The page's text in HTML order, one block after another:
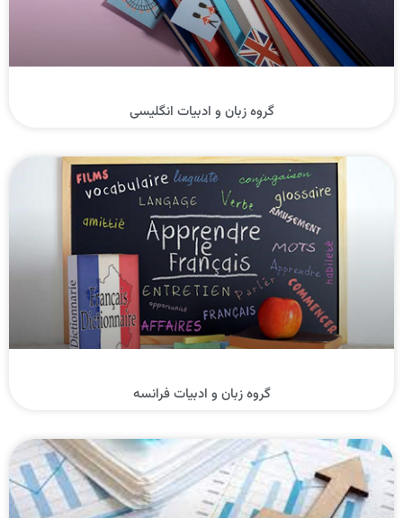
گروه زبان و ادبیات انگلیسی
گروه زبان و ادبیات فرانسه